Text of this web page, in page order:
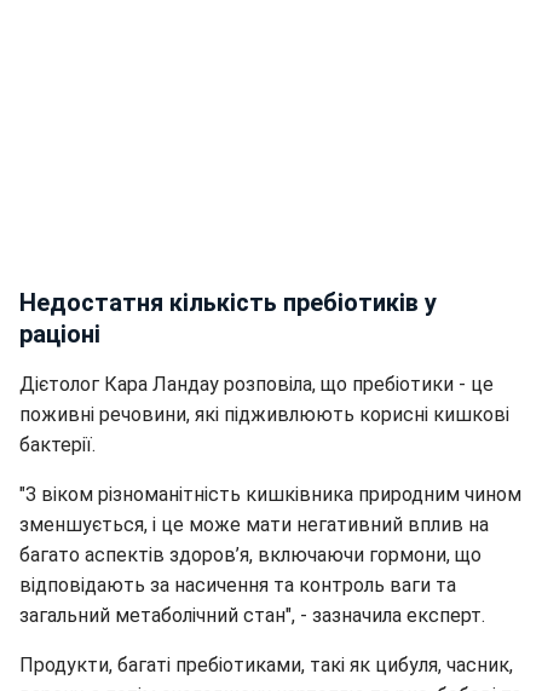
Недостатня кількість пребіотиків у
раціоні
Дієтолог Кара Ландау розповіла, що пребіотики - це
поживні речовини, які підживлюють корисні кишкові
бактерії.
"З віком різноманітність кишківника природним чином
зменшується, і це може мати негативний вплив на
багато аспектів здоров’я, включаючи гормони, що
відповідають за насичення та контроль ваги та
загальний метаболічний стан", - зазначила експерт.
Продукти, багаті пребіотиками, такі як цибуля, часник,